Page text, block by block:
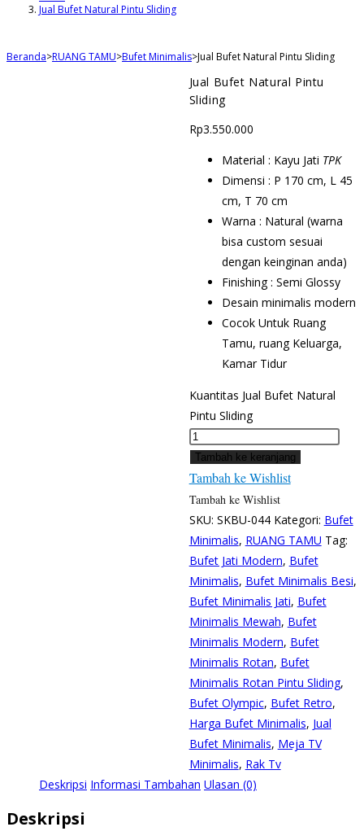
Jual Bufet Natural Pintu Sliding
Beranda>RUANG TAMU>Bufet Minimalis>Jual Bufet Natural Pintu Sliding
Jual Bufet Natural Pintu
Sliding
Rp3.550.000
Material : Kayu Jati TPK
Dimensi : P 170 cm, L 45
cm, T 70 cm
Warna : Natural (warna
bisa custom sesuai
dengan keinginan anda)
Finishing : Semi Glossy
Desain minimalis modern
Cocok Untuk Ruang
Tamu, ruang Keluarga,
Kamar Tidur
Kuantitas Jual Bufet Natural
Pintu Sliding
Tambah ke keranjang
Tambah ke Wishlist
Tambah ke Wishlist
SKU: SKBU-044 Kategori: Bufet
Minimalis, RUANG TAMU Tag:
Bufet Jati Modern, Bufet
Minimalis, Bufet Minimalis Besi,
Bufet Minimalis Jati, Bufet
Minimalis Mewah, Bufet
Minimalis Modern, Bufet
Minimalis Rotan, Bufet
Minimalis Rotan Pintu Sliding,
Bufet Olympic, Bufet Retro,
Harga Bufet Minimalis, Jual
Bufet Minimalis, Meja TV
Minimalis, Rak Tv
Deskripsi Informasi Tambahan Ulasan (0)
Deskripsi